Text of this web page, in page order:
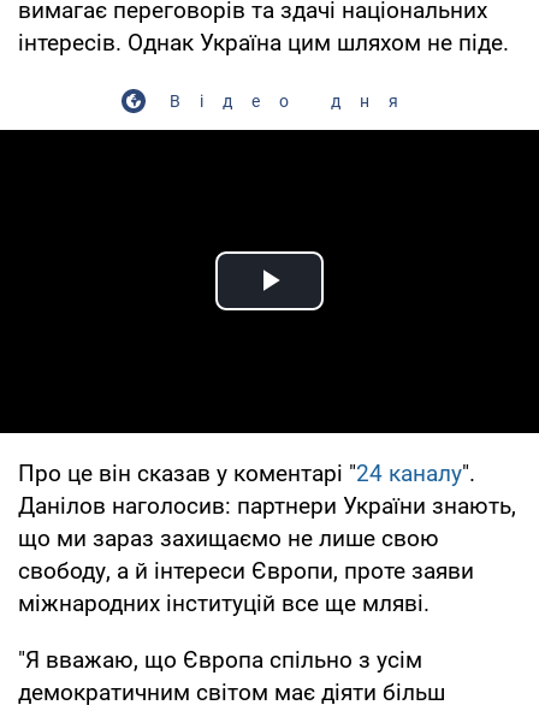
вимагає переговорів та здачі національних
інтересів. Однак Україна цим шляхом не піде.
Відео дня
Play Video
Про це він сказав у коментарі "24 каналу".
Данілов наголосив: партнери України знають,
що ми зараз захищаємо не лише свою
свободу, а й інтереси Європи, проте заяви
міжнародних інституцій все ще мляві.
"Я вважаю, що Європа спільно з усім
демократичним світом має діяти більш